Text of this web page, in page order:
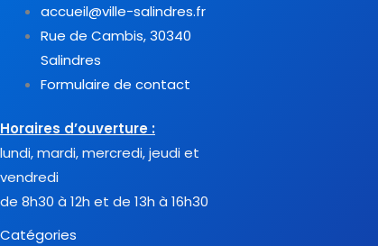
accueil@ville-salindres.fr
Rue de Cambis, 30340
Salindres
Formulaire de contact
Horaires d’ouverture :
lundi, mardi, mercredi, jeudi et
vendredi
de 8h30 à 12h et de 13h à 16h30
Catégories